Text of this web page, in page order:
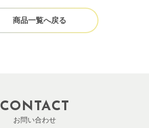
商品一覧へ戻る
CONTACT
お問い合わせ